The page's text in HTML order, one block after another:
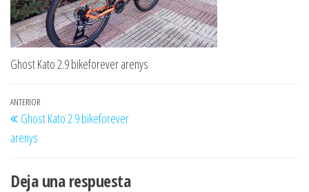
Ghost Kato 2.9 bikeforever arenys
Navegación
de
entradas
Entrada
anterior
ANTERIOR
Ghost Kato 2.9 bikeforever
arenys
Deja una respuesta